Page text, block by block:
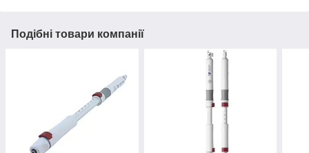
Подібні товари компанії